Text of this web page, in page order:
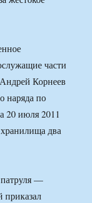
части
Корнеев
наряда по
20 июля 2011
два
—
приказал